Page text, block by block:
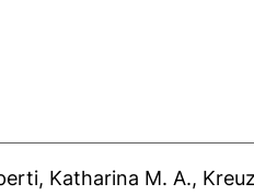
Katharina M. A.,